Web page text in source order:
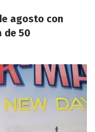
agosto con
de 50